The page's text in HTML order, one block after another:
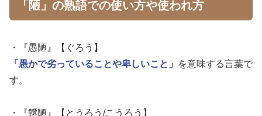
「陋」の熟語での使い方や使われ方
・『愚陋』【ぐろう】
「愚かで劣っていることや卑しいこと」
を意味する言葉で
す。
・『戇陋』【とうろう/こうろう】